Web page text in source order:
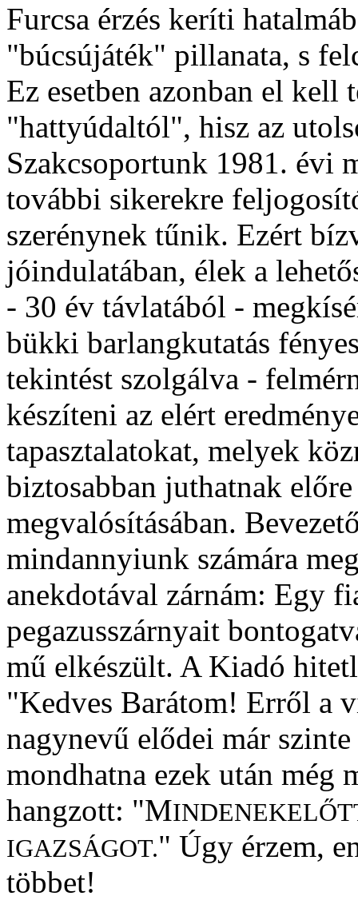
Furcsa érzés keríti
"búcsújáték" pillanata, s
Ez esetben azonban el kell
"hattyúdaltól", hisz az
Szakcsoportunk 1981. évi
további sikerekre
szerénynek tűnik. Ezért
jóindulatában, élek a
- 30 év távlatából -
bükki barlangkutatás
tekintést szolgálva -
készíteni az elért
tapasztalatokat, melyek
biztosabban juthatnak
megvalósításában.
mindannyiunk számára
anekdotával zárnám: Egy
pegazusszárnyait
mű elkészült. A Kiadó
"Kedves Barátom! Erről a
nagynevű elődei már
mondhatna ezek után még
hangzott: "M
IGAZSÁGOT." Úgy érzem,
többet!